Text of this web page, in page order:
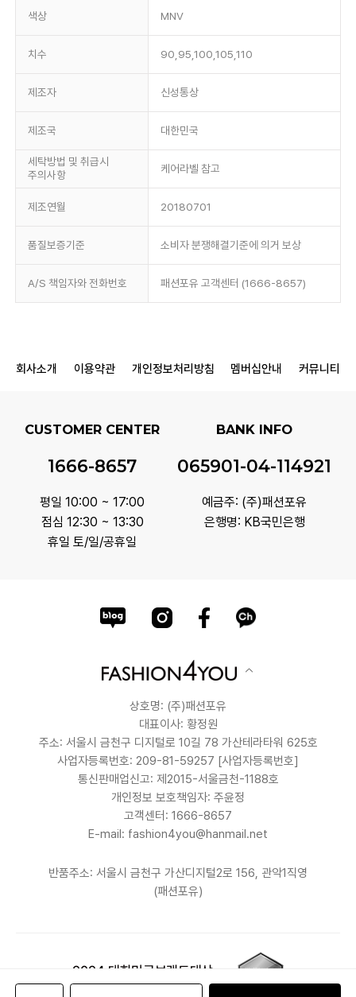
색상 MNV
치수 90,95,100,105,110
제조자 신성통상
제조국 대한민국
세탁방법 및 취급시
주의사항
케어라벨 참고
제조연월 20180701
품질보증기준 소비자 분쟁해결기준에 의거 보상
A/S 책임자와 전화번호 패션포유 고객센터 (1666-8657)
회사소개 이용약관 개인정보처리방침 멤버십안내 커뮤니티
CUSTOMER CENTER
1666-8657
평일 10:00 ~ 17:00
점심 12:30 ~ 13:30
휴일 토/일/공휴일
BANK INFO
065901-04-114921
예금주: (주)패션포유
은행명: KB국민은행
상호명: (주)패션포유
대표이사: 황정원
주소: 서울시 금천구 디지털로 10길 78 가산테라타워 625호
사업자등록번호: 209-81-59257 [사업자등록번호]
통신판매업신고: 제2015-서울금천-1188호
개인정보 보호책임자: 주윤정
고객센터: 1666-8657
E-mail: fashion4you@hanmail.net
반품주소: 서울시 금천구 가산디지털2로 156, 관악1직영
(패션포유)